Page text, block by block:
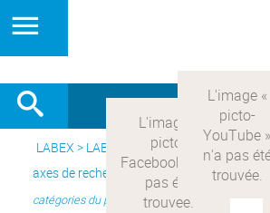
LABEX > LABEX COMOD> Version
axes de recherche>Axe 3 : l’Etat et les
catégories du pragmatisme